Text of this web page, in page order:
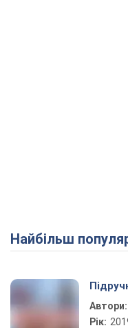
Найбільш
Автори:
Рік: